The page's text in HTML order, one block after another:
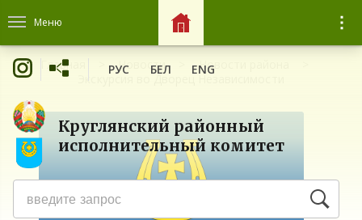
Меню
Круглянский районный
исполнительный комитет
РУС БЕЛ ENG
Главная Новости
Новости района
Экскурсия во Дворец Независимости